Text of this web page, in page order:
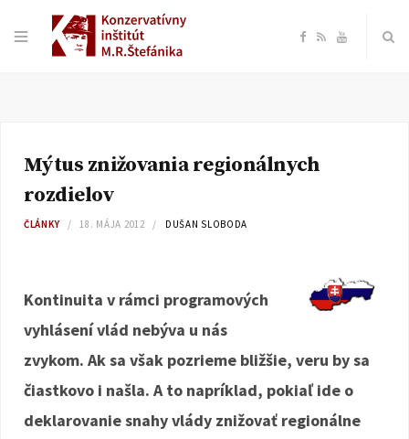
F
e
o
k
R Y
Mýtus znižovania regionálnych
rozdielov
ČLÁNKY 18. MÁJA 2012 DUŠAN SLOBODA
Kontinuita v rámci programových
vyhlásení vlád nebýva u nás
zvykom. Ak sa však pozrieme bližšie, veru by sa
čiastkovo i našla. A to napríklad, pokiaľ ide o
deklarovanie snahy vlády znižovať regionálne